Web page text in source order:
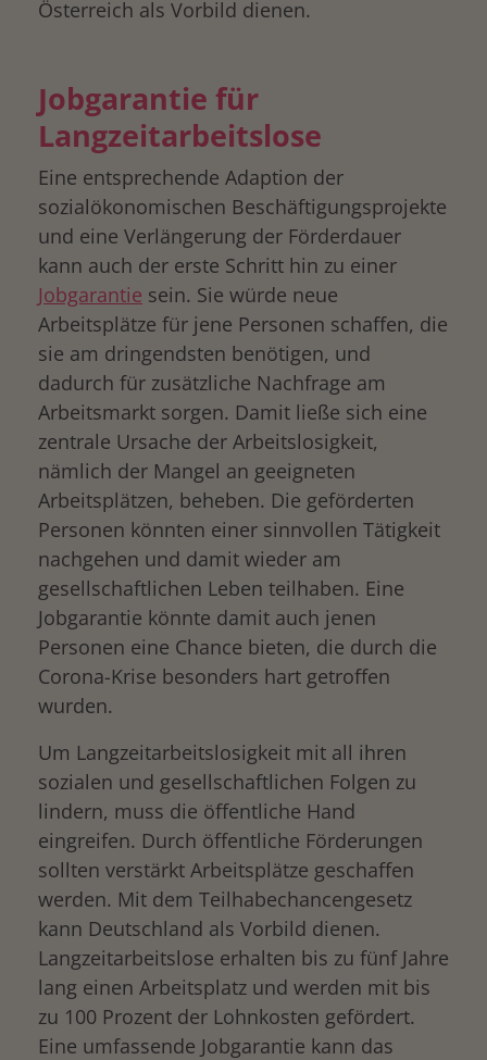
Österreich als Vorbild dienen.
Jobgarantie für
Langzeitarbeitslose
Eine entsprechende Adaption der
sozialökonomischen Beschäftigungsprojekte
und eine Verlängerung der Förderdauer
kann auch der erste Schritt hin zu einer
Jobgarantie sein. Sie würde neue
Arbeitsplätze für jene Personen schaffen, die
sie am dringendsten benötigen, und
dadurch für zusätzliche Nachfrage am
Arbeitsmarkt sorgen. Damit ließe sich eine
zentrale Ursache der Arbeitslosigkeit,
nämlich der Mangel an geeigneten
Arbeitsplätzen, beheben. Die geförderten
Personen könnten einer sinnvollen Tätigkeit
nachgehen und damit wieder am
gesellschaftlichen Leben teilhaben. Eine
Jobgarantie könnte damit auch jenen
Personen eine Chance bieten, die durch die
Corona-Krise besonders hart getroffen
wurden.
Um Langzeitarbeitslosigkeit mit all ihren
sozialen und gesellschaftlichen Folgen zu
lindern, muss die öffentliche Hand
eingreifen. Durch öffentliche Förderungen
sollten verstärkt Arbeitsplätze geschaffen
werden. Mit dem Teilhabechancengesetz
kann Deutschland als Vorbild dienen.
Langzeitarbeitslose erhalten bis zu fünf Jahre
lang einen Arbeitsplatz und werden mit bis
zu 100 Prozent der Lohnkosten gefördert.
Eine umfassende Jobgarantie kann das